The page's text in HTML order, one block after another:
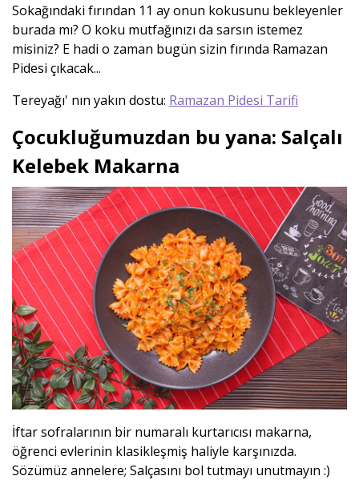
Sokağındaki fırından 11 ay onun kokusunu bekleyenler
burada mı? O koku mutfağınızı da sarsın istemez
misiniz? E hadi o zaman bugün sizin fırında Ramazan
Pidesi çıkacak...
Tereyağı' nın yakın dostu: Ramazan Pidesi Tarifi
Çocukluğumuzdan bu yana: Salçalı
Kelebek Makarna
İftar sofralarının bir numaralı kurtarıcısı makarna,
öğrenci evlerinin klasikleşmiş haliyle karşınızda.
Sözümüz annelere; Salçasını bol tutmayı unutmayın :)